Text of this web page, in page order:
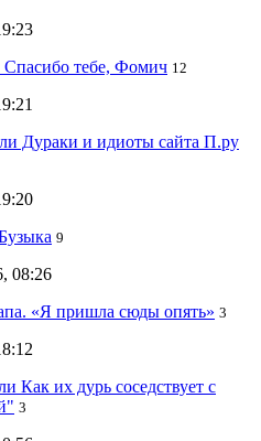
Спасибо тебе, Фомич 12
Дураки и идиоты сайта П.ру
9
08:26
«Я пришла сюды опять» 3
Как их дурь соседствует с
3